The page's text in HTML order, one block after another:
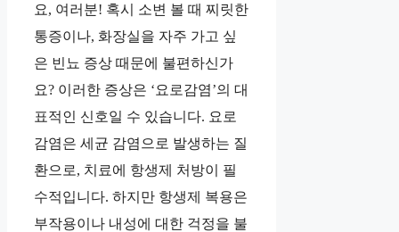
요, 여러분! 혹시 소변 볼 때 찌릿한
통증이나, 화장실을 자주 가고 싶
은 빈뇨 증상 때문에 불편하신가
요? 이러한 증상은 ‘요로감염’의 대
표적인 신호일 수 있습니다. 요로
감염은 세균 감염으로 발생하는 질
환으로, 치료에 항생제 처방이 필
수적입니다. 하지만 항생제 복용은
부작용이나 내성에 대한 걱정을 불